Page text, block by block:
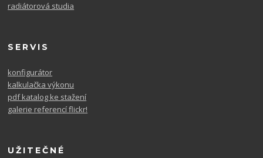
radiátorová studia
SERVIS
konfigurátor
kalkulačka výkonu
pdf katalog ke stažení
galerie referencí flickr!
UŽITEČNÉ